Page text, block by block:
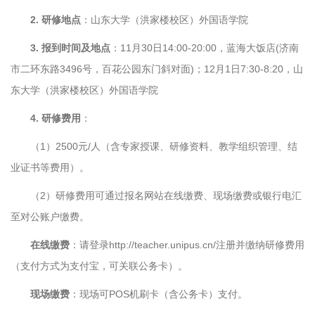
2. 研修地点 ：山东大学（洪家楼校区）外国语学院
3. 报到时间及地点 ：11月30日14:00-20:00，蓝海大饭店(济南
市二环东路3496号，百花公园东门斜对面)；12月1日7:30-8:20，山
东大学（洪家楼校区）外国语学院
4. 研修费用 ：
（1）2500元/人（含专家授课、研修资料、教学组织管理、结
业证书等费用）。
（2）研修费用可通过报名网站在线缴费、现场缴费或银行电汇
至对公账户缴费。
在线缴费 ：请登录http://teacher.unipus.cn/注册并缴纳研修费用
（支付方式为支付宝，可关联公务卡）。
现场缴费 ：现场可POS机刷卡（含公务卡）支付。